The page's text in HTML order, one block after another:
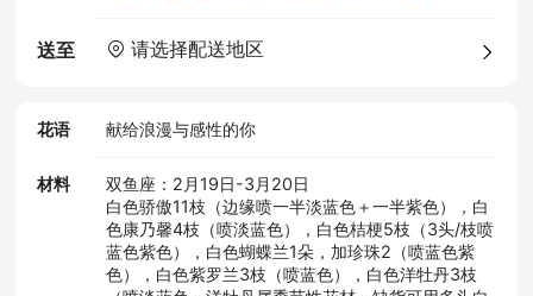
送至 请选择配送地区
花语 献给浪漫与感性的你
材料
双鱼座：2月19日-3月20日
白色骄傲11枝（边缘喷一半淡蓝色＋一半紫色），白
色康乃馨4枝（喷淡蓝色），白色桔梗5枝（3头/枝喷
蓝色紫色），白色蝴蝶兰1朵，加珍珠2（喷蓝色紫
色），白色紫罗兰3枝（喷蓝色），白色洋牡丹3枝